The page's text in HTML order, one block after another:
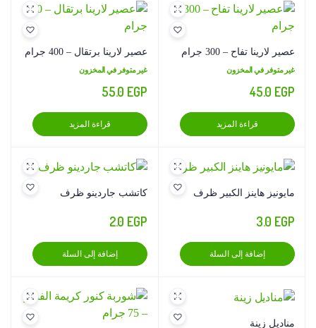
عصير لارينا تفاح – 300 جرام
غير متوفر في المخزون
45.0 EGP
قراءة المزيد
عصير لارينا برتقال – 400 جرام
غير متوفر في المخزون
55.0 EGP
قراءة المزيد
مايونيز هاينز الكبير ظرف
3.0 EGP
إضافة إلى السلة
كاتشب جاردينو ظرف
2.0 EGP
إضافة إلى السلة
مناديل زينة